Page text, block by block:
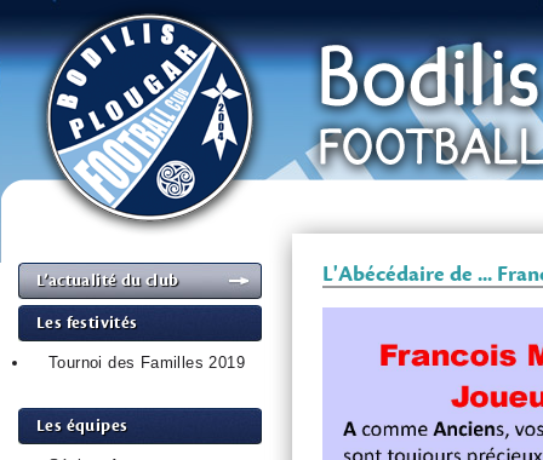
L’actualité du club
Les festivités
Tournoi des Familles 2019
Les équipes
L'Abécédaire de ...